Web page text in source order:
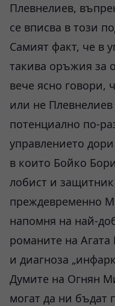
Плевнелиев,
се вписва в този
Самият факт, че в
такива оръжия за
вече ясно говори,
или не Плевнелиев
потенциално по-
управлението
в които Бойко
лобист и
преждевременно
напомня на най-
романите на Агата
и диагноза
Думите на Огнян
могат да ни бъдат